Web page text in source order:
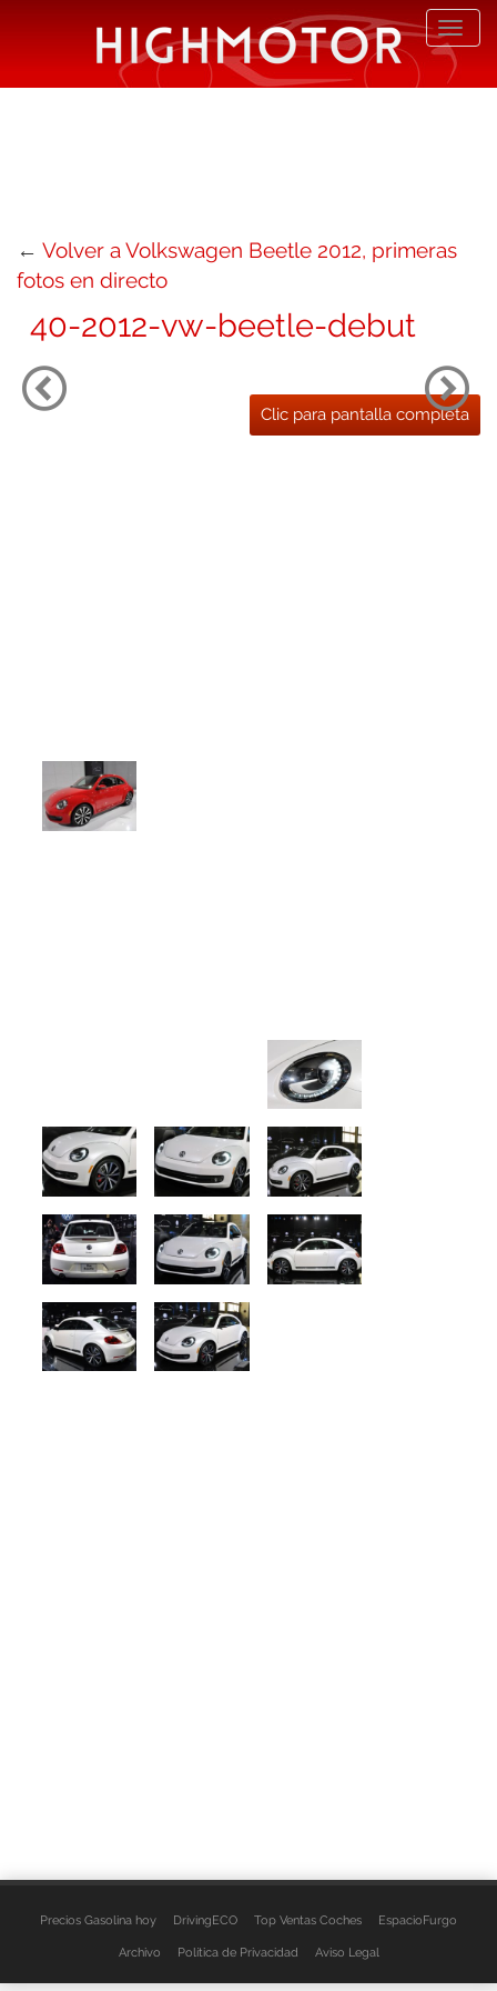
← Volver a Volkswagen Beetle 2012, primeras
fotos en directo
40-2012-vw-beetle-debut
Clic para pantalla completa
Precios Gasolina hoy DrivingECO Top Ventas Coches EspacioFurgo
Archivo Política de Privacidad Aviso Legal